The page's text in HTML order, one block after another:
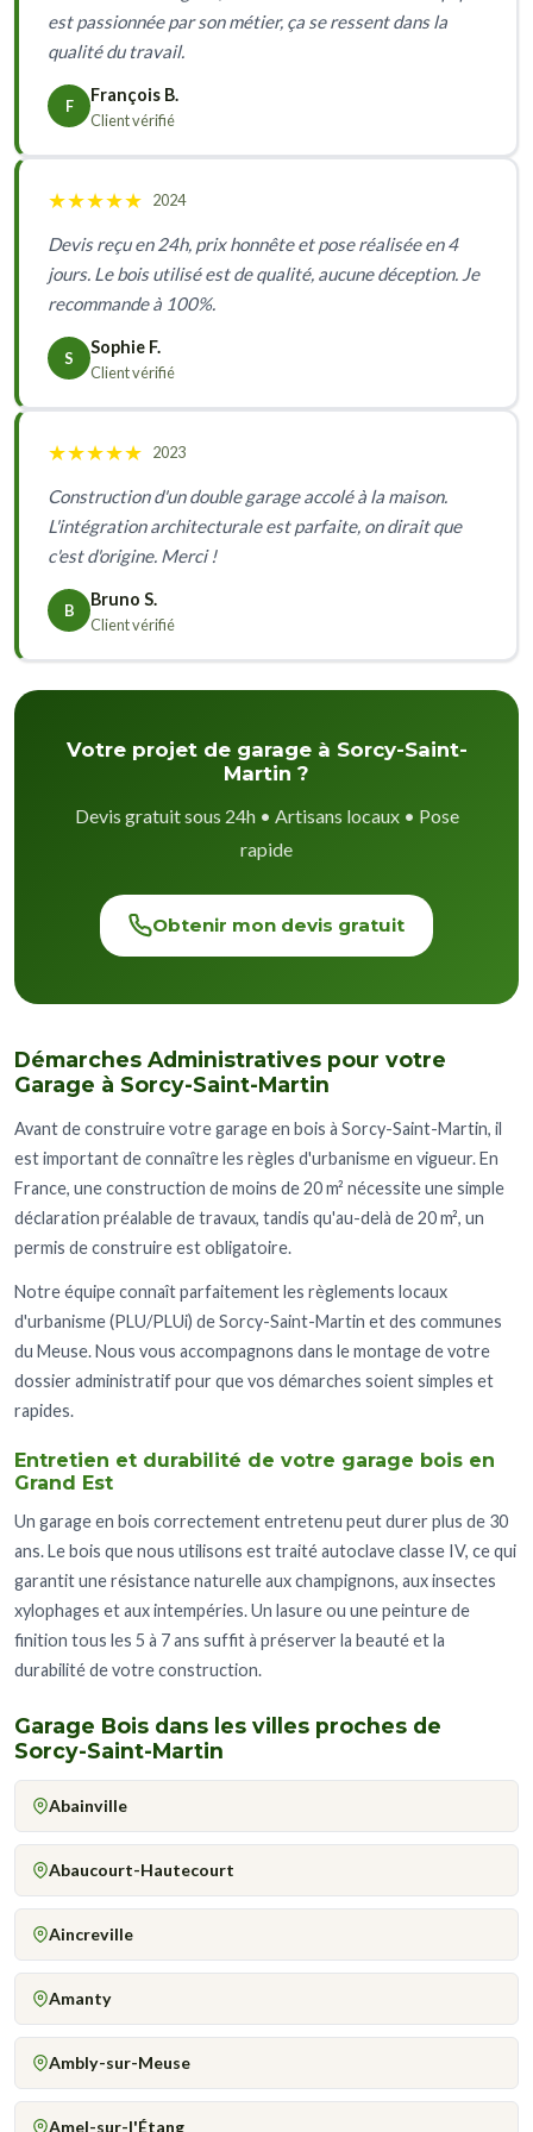
est passionnée par son métier, ça se ressent dans la
qualité du travail.
F
François B.
Client vérifié
★★★★★ 2024
Devis reçu en 24h, prix honnête et pose réalisée en 4
jours. Le bois utilisé est de qualité, aucune déception. Je
recommande à 100%.
S
Sophie F.
Client vérifié
★★★★★ 2023
Construction d'un double garage accolé à la maison.
L'intégration architecturale est parfaite, on dirait que
c'est d'origine. Merci !
B
Bruno S.
Client vérifié
Votre projet de garage à Sorcy-Saint-
Martin ?
Devis gratuit sous 24h • Artisans locaux • Pose
rapide
Obtenir mon devis gratuit
Démarches Administratives pour votre
Garage à Sorcy-Saint-Martin
Avant de construire votre garage en bois à Sorcy-Saint-Martin, il
est important de connaître les règles d'urbanisme en vigueur. En
France, une construction de moins de 20 m² nécessite une simple
déclaration préalable de travaux, tandis qu'au-delà de 20 m², un
permis de construire est obligatoire.
Notre équipe connaît parfaitement les règlements locaux
d'urbanisme (PLU/PLUi) de Sorcy-Saint-Martin et des communes
du Meuse. Nous vous accompagnons dans le montage de votre
dossier administratif pour que vos démarches soient simples et
rapides.
Entretien et durabilité de votre garage bois en
Grand Est
Un garage en bois correctement entretenu peut durer plus de 30
ans. Le bois que nous utilisons est traité autoclave classe IV, ce qui
garantit une résistance naturelle aux champignons, aux insectes
xylophages et aux intempéries. Un lasure ou une peinture de
finition tous les 5 à 7 ans suffit à préserver la beauté et la
durabilité de votre construction.
Garage Bois dans les villes proches de
Sorcy-Saint-Martin
Abainville
Abaucourt-Hautecourt
Aincreville
Amanty
Ambly-sur-Meuse
Amel-sur-l'Étang